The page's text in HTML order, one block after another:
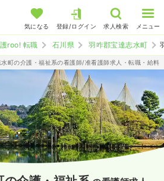
気になる 登録/ログイン 求人検索 メニュー
roo! 転職 石川県 羽咋郡宝達志水町
町の介護・福祉系の看護師/准看護師求人・転職・給料